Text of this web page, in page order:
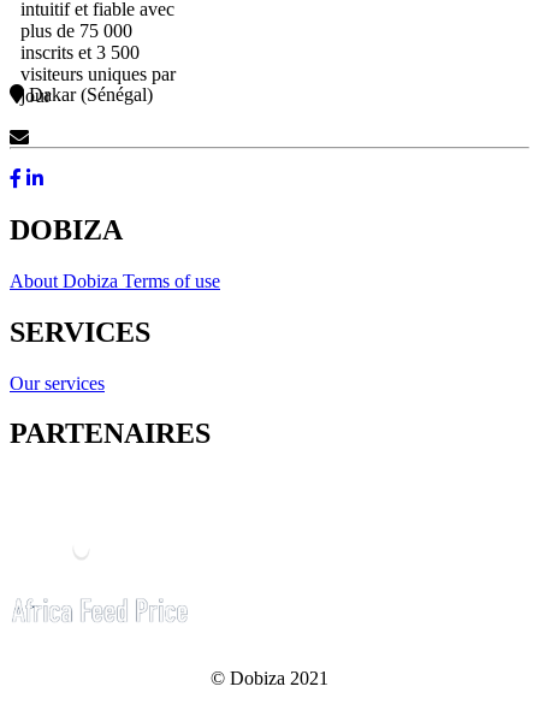
intuitif et fiable avec
plus de 75 000
inscrits et 3 500
visiteurs uniques par
jour
Dakar (Sénégal)
DOBIZA
About Dobiza Terms of use
SERVICES
Our services
PARTENAIRES
© Dobiza 2021